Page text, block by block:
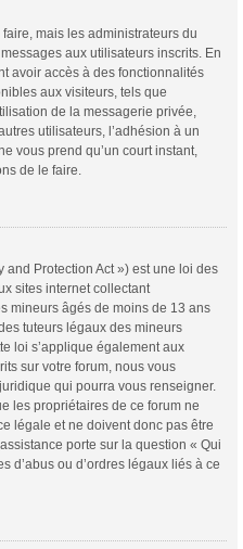
mais les administrateurs du
aux utilisateurs inscrits. En
avoir accès à des fonctionnalités
aux visiteurs, tels que
de la messagerie privée,
utilisateurs, l’adhésion à un
vous prend qu’un court instant,
de le faire.
and Protection Act ») est une loi des
sites internet collectant
mineurs âgés de moins de 13 ans
tuteurs légaux des mineurs
loi s’applique également aux
sur votre forum, nous vous
qui pourra vous renseigner.
les propriétaires de ce forum ne
légale et ne doivent donc pas être
porte sur la question « Qui
d’abus ou d’ordres légaux liés à ce